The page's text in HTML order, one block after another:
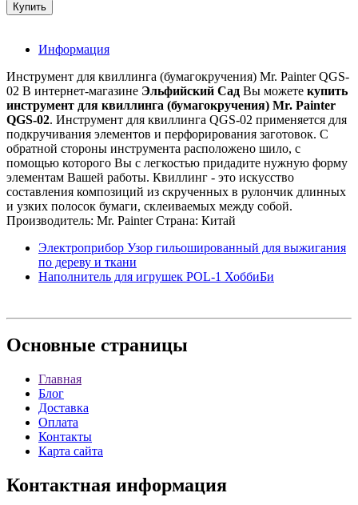
Информация
Инструмент для квиллинга (бумагокручения) Mr. Painter QGS-
02 В интернет-магазине Эльфийский Сад Вы можете купить
инструмент для квиллинга (бумагокручения) Mr. Painter
QGS-02. Инструмент для квиллинга QGS-02 применяется для
подкручивания элементов и перфорирования заготовок. С
обратной стороны инструмента расположено шило, с
помощью которого Вы с легкостью придадите нужную форму
элементам Вашей работы. Квиллинг - это искусство
составления композиций из скрученных в рулончик длинных
и узких полосок бумаги, склеиваемых между собой.
Производитель: Mr. Painter Страна: Китай
Электроприбор Узор гильошированный для выжигания
по дереву и ткани
Наполнитель для игрушек POL-1 ХоббиБи
Основные страницы
Главная
Блог
Доставка
Оплата
Контакты
Карта сайта
Контактная информация